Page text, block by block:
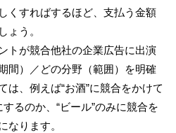
くすればするほど、支払う金額
ょう。
トが競合他社の企業広告に出演
間）／どの分野（範囲）を明確
は、例えば“お酒”に競合をかけて
るのか、“ビール”のみに競合を
なります。